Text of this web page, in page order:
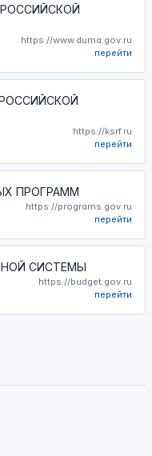
https://www.duma.gov.ru
перейти
https://ksrf.ru
перейти
ПРОГРАММ
https://programs.gov.ru
перейти
СИСТЕМЫ
https://budget.gov.ru
перейти